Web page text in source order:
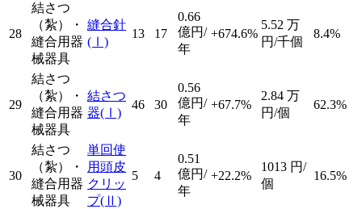
28
結さつ
（紮）・
縫合用器
械器具
縫合針
(Ⅰ)
13 17
0.66
億円/
年
+674.6%
5.52 万
円/千個
8.4%
29
結さつ
（紮）・
縫合用器
械器具
結さつ
器(Ⅰ)
46 30
0.56
億円/
年
+67.7%
2.84 万
円/個
62.3%
30
結さつ
（紮）・
縫合用器
械器具
単回使
用頭皮
クリッ
プ(Ⅱ)
5 4
0.51
億円/
年
+22.2%
1013 円/
個
16.5%